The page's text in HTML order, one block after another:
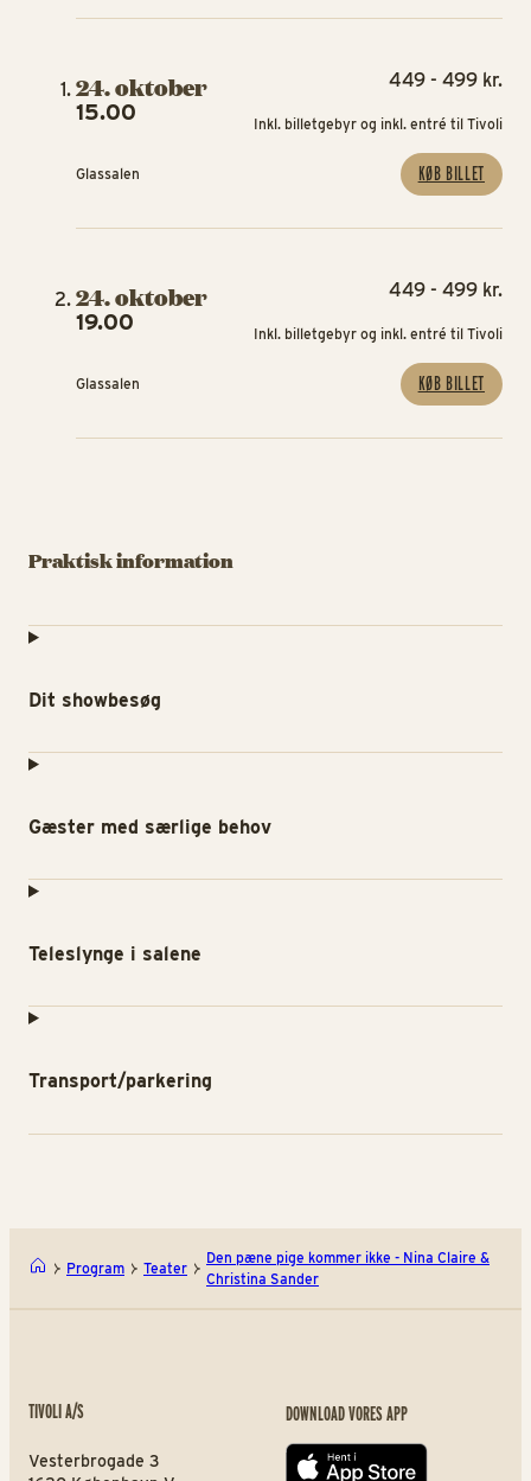
24. oktober
15.00
Glassalen
449 - 499 kr.
Inkl. billetgebyr og inkl. entré til Tivoli
KØB BILLET
24. oktober
19.00
Glassalen
449 - 499 kr.
Inkl. billetgebyr og inkl. entré til Tivoli
KØB BILLET
Praktisk information
Dit showbesøg
Gæster med særlige behov
Teleslynge i salene
Transport/parkering
Program Teater
Den pæne pige kommer ikke - Nina Claire &
Christina Sander
TIVOLI A/S
Vesterbrogade 3
DOWNLOAD VORES APP
App store